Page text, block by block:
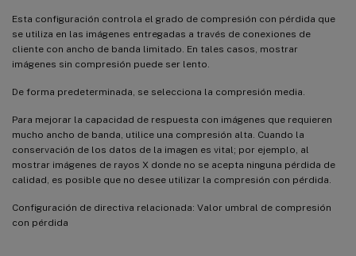
Esta configuración controla el grado de compresión con pérdida que
se utiliza en las imágenes entregadas a través de conexiones de
cliente con ancho de banda limitado. En tales casos, mostrar
imágenes sin compresión puede ser lento.
De forma predeterminada, se selecciona la compresión media.
Para mejorar la capacidad de respuesta con imágenes que requieren
mucho ancho de banda, utilice una compresión alta. Cuando la
conservación de los datos de la imagen es vital; por ejemplo, al
mostrar imágenes de rayos X donde no se acepta ninguna pérdida de
calidad, es posible que no desee utilizar la compresión con pérdida.
Configuración de directiva relacionada: Valor umbral de compresión
con pérdida